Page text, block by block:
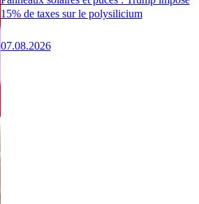
15% de taxes sur le polysilicium
07.08.2026